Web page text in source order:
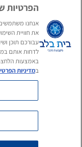
אנחנו
ולעקוב
גם לייק,
אתר זה מנוסח
הפרטיות
את חוויית
עבורכם תוכן
לדחות אותם
באמצעות
במדיניות